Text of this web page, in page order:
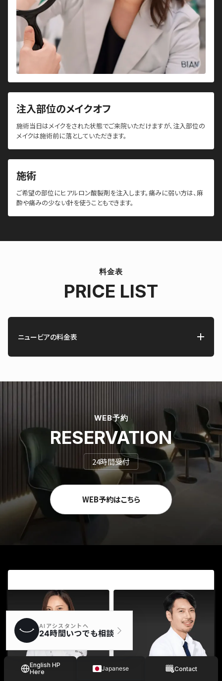
注入部位のメイクオフ
施術当日はメイクをされた状態でご来院いただけますが、注入部位の
メイクは施術前に落としていただきます。
施術
ご希望の部位にヒアルロン酸製剤を注入します。痛みに弱い方は、麻
酔や痛みの少ない針を使うこともできます。
料金表
PRICE LIST
ニュービアの料金表
WEB予約
RESERVATION
24時間受付
WEB予約はこちら
English HP
Here
Japanese
Contact